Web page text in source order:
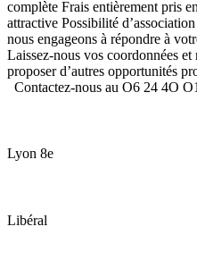
complète Frais entièrement pris
attractive Possibilité
nous engageons à répondre à
Laissez-nous vos coordonnées
proposer d’autres opportunités
Contactez-nous au O6 24 4O
Lyon 8e
Libéral